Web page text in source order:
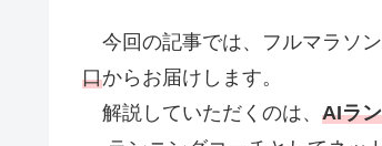
今回の記事では、フルマラソ
口からお届けします。
解説していただくのは、 AIラ